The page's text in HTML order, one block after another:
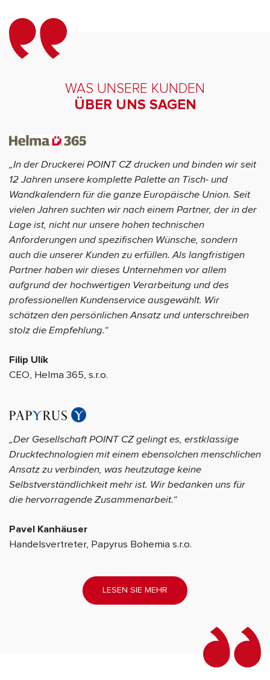
WAS UNSERE KUNDEN
ÜBER UNS SAGEN
„In der Druckerei POINT CZ drucken und binden wir seit
12 Jahren unsere komplette Palette an Tisch- und
Wandkalendern für die ganze Europäische Union. Seit
vielen Jahren suchten wir nach einem Partner, der in der
Lage ist, nicht nur unsere hohen technischen
Anforderungen und spezifischen Wünsche, sondern
auch die unserer Kunden zu erfüllen. Als langfristigen
Partner haben wir dieses Unternehmen vor allem
aufgrund der hochwertigen Verarbeitung und des
professionellen Kundenservice ausgewählt. Wir
schätzen den persönlichen Ansatz und unterschreiben
stolz die Empfehlung.“
Filip Ulík
CEO, Helma 365, s.r.o.
„Der Gesellschaft POINT CZ gelingt es, erstklassige
Drucktechnologien mit einem ebensolchen menschlichen
Ansatz zu verbinden, was heutzutage keine
Selbstverständlichkeit mehr ist. Wir bedanken uns für
die hervorragende Zusammenarbeit.“
Pavel Kanhäuser
Handelsvertreter, Papyrus Bohemia s.r.o.
LESEN SIE MEHR